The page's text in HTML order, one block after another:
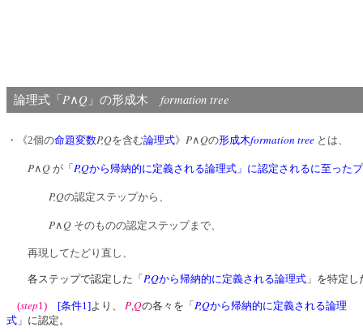
論理式「P∧Q 」の形成木formation tree
・《2個の命題変数P,Qを含む論理式》 P∧Qの形成木formation tree とは、
P∧Q が 「 P,Qから帰納的に定義される論理式」に認定されるに至った
P,Qの認定ステップから、
P∧Q そのものの認定ステップまで、
再現してたどり直し、
各ステップで認定した「 P,Qから帰納的に定義される論理式 」を特定
(step1) [条件1]より、 PQの各々を「P,Qから帰納的に定義される論理
式 」に認定。